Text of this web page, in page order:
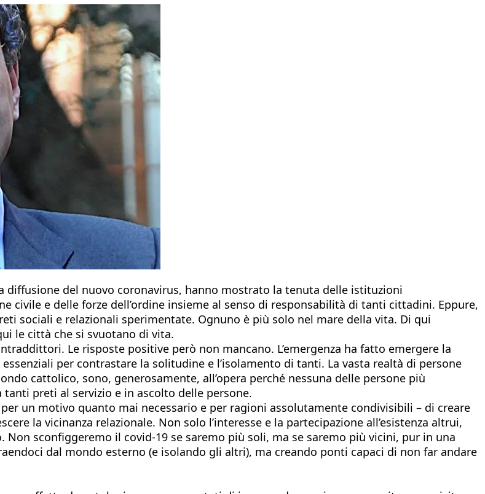
diffusione del nuovo coronavirus, hanno mostrato la tenuta delle istituzioni
civile e delle forze dell’ordine insieme al senso di responsabilità di tanti cittadini. Eppure,
sociali e relazionali sperimentate. Ognuno è più solo nel mare della vita. Di qui
le città che si svuotano di vita.
Le risposte positive però non mancano. L’emergenza ha fatto emergere la
per contrastare la solitudine e l’isolamento di tanti. La vasta realtà di persone
cattolico, sono, generosamente, all’opera perché nessuna delle persone più
preti al servizio e in ascolto delle persone.
un motivo quanto mai necessario e per ragioni assolutamente condivisibili – di creare
la vicinanza relazionale. Non solo l’interesse e la partecipazione all’esistenza altrui,
sconfiggeremo il covid-19 se saremo più soli, ma se saremo più vicini, pur in una
dal mondo esterno (e isolando gli altri), ma creando ponti capaci di non far andare